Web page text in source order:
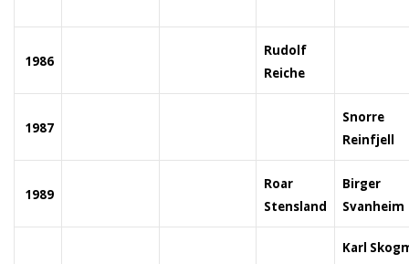
1986
Rudolf
Reiche
1987
Snorre
Reinfjell
1989
Roar
Stensland
Birger
Svanheim
Karl